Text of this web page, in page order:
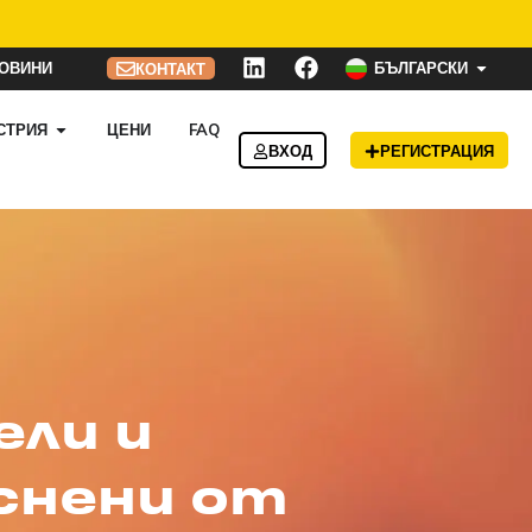
КОНТАКТ БЪЛГАРСКИ
ЦЕНИ
FAQ
ВХОД
РЕГИСТРАЦИЯ
и
от